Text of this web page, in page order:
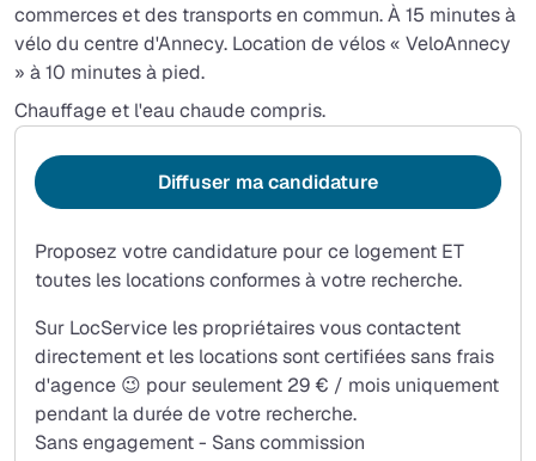
commerces et des transports en commun. À 15 minutes à
vélo du centre d'Annecy. Location de vélos « VeloAnnecy
» à 10 minutes à pied.
Chauffage et l'eau chaude compris.
Proposez votre candidature pour ce logement ET
toutes les locations conformes à votre recherche.
Sur LocService les propriétaires vous contactent
directement et les locations sont certifiées sans frais
d'agence 😉 pour seulement 29 € / mois uniquement
pendant la durée de votre recherche.
Sans engagement - Sans commission
Diffuser ma candidature